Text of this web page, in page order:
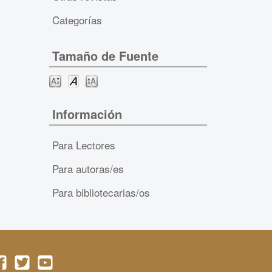
Categorías
Tamaño de Fuente
Información
Para Lectores
Para autoras/es
Para bibliotecarias/os